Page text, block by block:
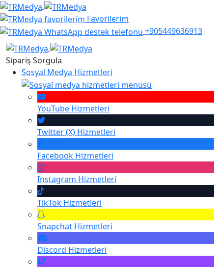
Favorilerim
+905449636913
Sipariş Sorgula
Sosyal Medya Hizmetleri
YouTube Hizmetleri
Twitter (X) Hizmetleri
Facebook Hizmetleri
Instagram Hizmetleri
TikTok Hizmetleri
Snapchat Hizmetleri
Discord Hizmetleri